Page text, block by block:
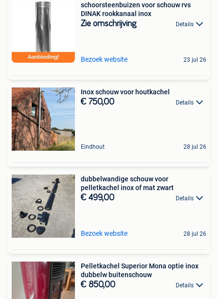
schoorsteenbuizen voor schouw rvs
DINAK rookkanaal inox
Zie omschrijving Details
Bezoek website 23 jul 26
Inox schouw voor houtkachel
€ 750,00 Details
Eindhout 28 jul 26
dubbelwandige schouw voor
pelletkachel inox of mat zwart
€ 499,00 Details
Bezoek website 28 jul 26
Pelletkachel Superior Mona optie inox
dubbelw buitenschouw
€ 850,00 Details